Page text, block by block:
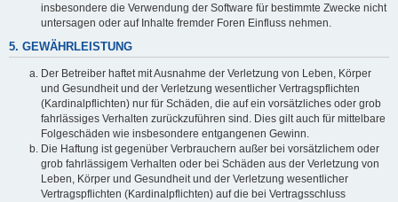
insbesondere die Verwendung der Software für bestimmte Zwecke nicht
untersagen oder auf Inhalte fremder Foren Einfluss nehmen.
5. GEWÄHRLEISTUNG
Der Betreiber haftet mit Ausnahme der Verletzung von Leben, Körper
und Gesundheit und der Verletzung wesentlicher Vertragspflichten
(Kardinalpflichten) nur für Schäden, die auf ein vorsätzliches oder grob
fahrlässiges Verhalten zurückzuführen sind. Dies gilt auch für mittelbare
Folgeschäden wie insbesondere entgangenen Gewinn.
Die Haftung ist gegenüber Verbrauchern außer bei vorsätzlichem oder
grob fahrlässigem Verhalten oder bei Schäden aus der Verletzung von
Leben, Körper und Gesundheit und der Verletzung wesentlicher
Vertragspflichten (Kardinalpflichten) auf die bei Vertragsschluss